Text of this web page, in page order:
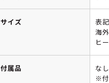
サイズ
表
海
ヒ
付属品
なし
※付